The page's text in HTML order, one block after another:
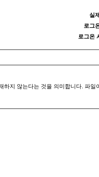
실
로그
로그온
하지 않는다는 것을 의미합니다. 파